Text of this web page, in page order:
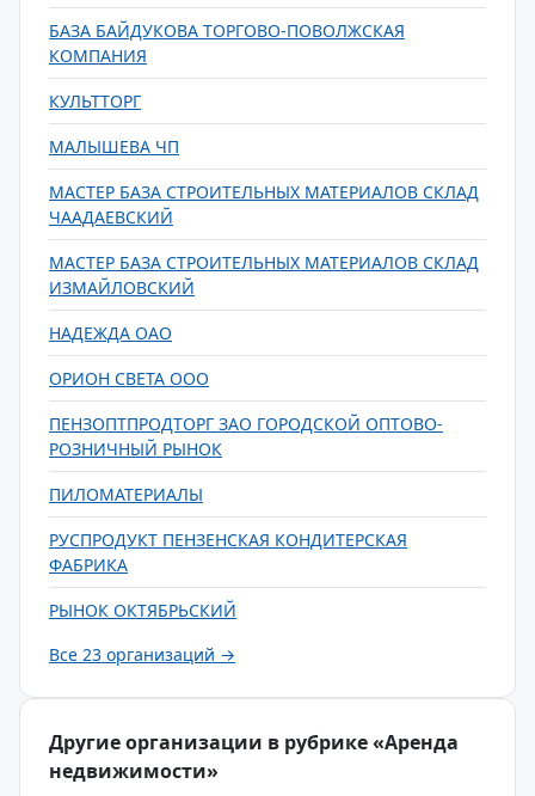
БАЗА БАЙДУКОВА ТОРГОВО-ПОВОЛЖСКАЯ
КОМПАНИЯ
КУЛЬТТОРГ
МАЛЫШЕВА ЧП
МАСТЕР БАЗА СТРОИТЕЛЬНЫХ МАТЕРИАЛОВ СКЛАД
ЧААДАЕВСКИЙ
МАСТЕР БАЗА СТРОИТЕЛЬНЫХ МАТЕРИАЛОВ СКЛАД
ИЗМАЙЛОВСКИЙ
НАДЕЖДА ОАО
ОРИОН СВЕТА ООО
ПЕНЗОПТПРОДТОРГ ЗАО ГОРОДСКОЙ ОПТОВО-
РОЗНИЧНЫЙ РЫНОК
ПИЛОМАТЕРИАЛЫ
РУСПРОДУКТ ПЕНЗЕНСКАЯ КОНДИТЕРСКАЯ
ФАБРИКА
РЫНОК ОКТЯБРЬСКИЙ
Все 23 организаций →
Другие организации в рубрике «Аренда
недвижимости»